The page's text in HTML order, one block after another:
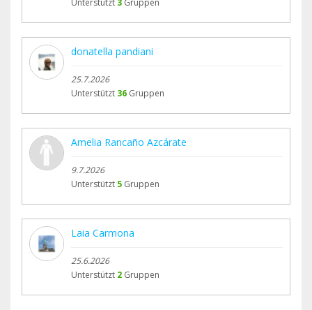
Unterstützt 3 Gruppen
donatella pandiani
25.7.2026
Unterstützt 36 Gruppen
Amelia Rancaño Azcárate
9.7.2026
Unterstützt 5 Gruppen
Laia Carmona
25.6.2026
Unterstützt 2 Gruppen